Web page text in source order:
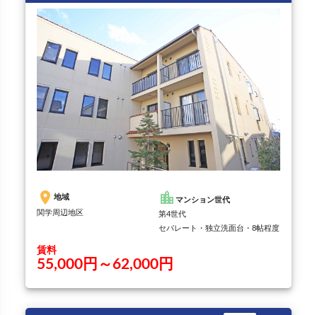
place 地域
関学周辺地区
location_city マンション世代
第4世代
セパレート・独立洗面台・8帖程度
賃料
55,000円～62,000円